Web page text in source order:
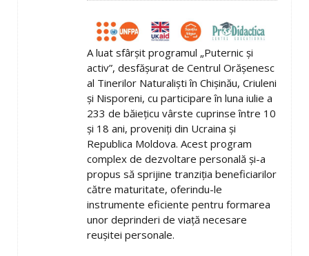
A luat sfârșit programul „Puternic și
activ”, desfășurat de Centrul Orășenesc
al Tinerilor Naturaliști în Chișinău, Criuleni
și Nisporeni, cu participare în luna iulie a
233 de băiețicu vârste cuprinse între 10
și 18 ani, proveniți din Ucraina și
Republica Moldova. Acest program
complex de dezvoltare personală și-a
propus să sprijine tranziția beneficiarilor
către maturitate, oferindu-le
instrumente eficiente pentru formarea
unor deprinderi de viață necesare
reușitei personale.